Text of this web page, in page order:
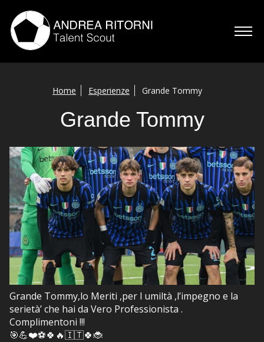
Esperienze
Talenti
Contatti
Home Esperienze Grande Tommy
Grande Tommy
Grande Tommy,lo Meriti ,per l umiltà ,l’impegno e la
serietà’ che hai da Vero Professionista .
Complimentoni !!!
🎯💪❤️⚽️🍀🔥🇮🇹🍀🐞